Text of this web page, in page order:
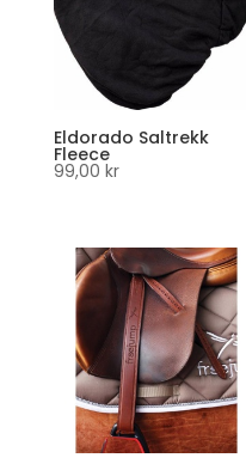
Eldorado Saltrekk
Fleece
99,00 kr